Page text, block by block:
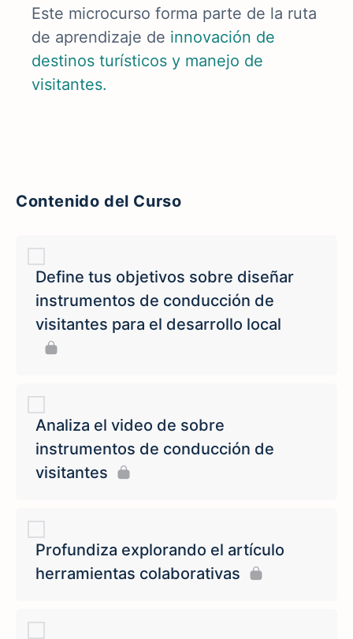
Este microcurso forma parte de la ruta
de aprendizaje de innovación de
destinos turísticos y manejo de
visitantes.
Contenido del Curso
Define tus objetivos sobre diseñar
instrumentos de conducción de
visitantes para el desarrollo local
Analiza el video de sobre
instrumentos de conducción de
visitantes
Profundiza explorando el artículo
herramientas colaborativas